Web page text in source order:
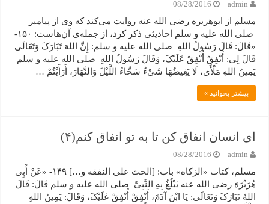
admin
08/28/2016
مسلم از ابوهریره رضی الله عنه روایت می‌کند که وی از پیامبر
صلی الله علیه و سلم احادیثی ذکر کرد، از جمله‌ی آن‌هاست: ۱۵۰-
«قَالَ: قَالَ رَسُولُ اللهِ صلی الله علیه و سلم: إِنَّ اللهَ تَبَارَکَ وَتَعَالَى
قَالَ لِی: أَنْفِقْ أُنْفِقْ عَلَیْکَ، وَقَالَ رَسُولُ اللهِ صلی الله علیه و سلم
یَمِینُ اللهِ مَلْأَى، لَا یَغِیضُهَا شَیْءٌ سَحَّاءُ اللَّیْلَ وَالنَّهَارَ، أَرَأَیْتُمْ …
بیشتر بخوانید »
ای انسان انفاق کن تا به تو انفاق کنم(۴)
admin
08/28/2016
مسلم، کتاب «الزکاه» باب: [الحث علی النفقه و…] ۱۴۹- «عَنْ أَبِی
هُرَیْرَهَ رضی الله عنه یَبْلُغُ بِهِ النَّبِیَّ صلی الله علیه و سلم قَالَ: قَالَ
اللهُ تَبَارَکَ وَتَعَالَى: یَا ابْنَ آدَمَ، أَنْفِقْ أُنْفِقْ عَلَیْکَ، وَقَالَ: یَمِینُ اللهِ